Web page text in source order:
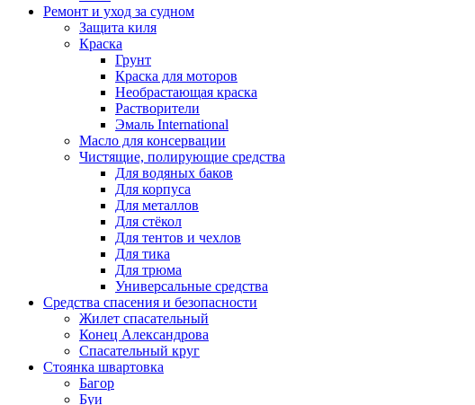
Ремонт и уход за судном
Защита киля
Краска
Грунт
Краска для моторов
Необрастающая краска
Растворители
Эмаль International
Масло для консервации
Чистящие, полирующие средства
Для водяных баков
Для корпуса
Для металлов
Для стёкол
Для тентов и чехлов
Для тика
Для трюма
Универсальные средства
Средства спасения и безопасности
Жилет спасательный
Конец Александрова
Спасательный круг
Стоянка швартовка
Багор
Буи